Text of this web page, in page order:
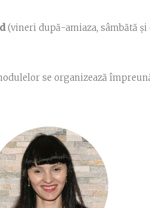
(vineri după-amiaza, sâmbătă
se organizează